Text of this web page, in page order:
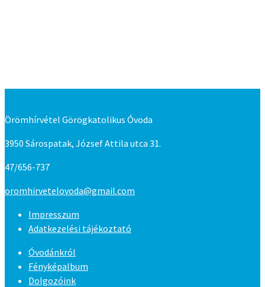
Örömhírvétel Görögkatolikus Óvoda
3950 Sárospatak, József Attila utca 31.
47/656-737
oromhirvetelovoda@gmail.com
Impresszum
Adatkezelési tájékoztató
Óvodánkról
Fényképalbum
Dolgozóink